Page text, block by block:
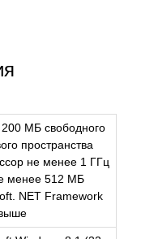
МБ свободного
пространства
не менее 1 ГГц
менее 512 МБ
NET Framework